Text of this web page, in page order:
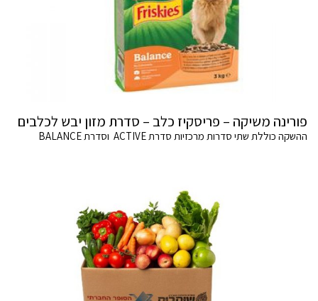
פורינה משיקה – פריסקיז כלב – סדרת מזון יבש לכלבים
ההשקה כוללת שתי סדרות מרכזיות סדרת ACTIVE וסדרת BALANCE